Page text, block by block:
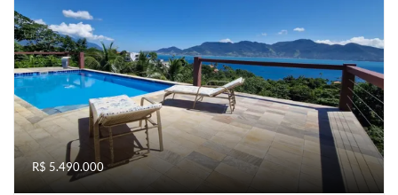
R$ 5.490.000